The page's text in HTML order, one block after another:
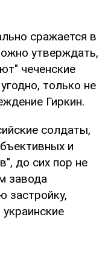
сражается в
утверждать,
чеченские
только не
Гиркин.
солдаты,
и
до сих пор не
завода
застройку,